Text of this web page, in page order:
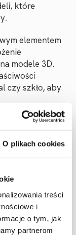
O plikach cookies
treści
i
o tym, jak
partnerom
które
elementem
modele 3D.
czy szkło, aby